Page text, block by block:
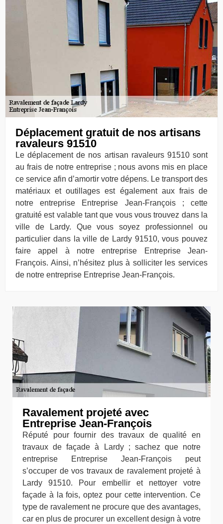
Déplacement gratuit de nos artisans
ravaleurs 91510
Le déplacement de nos artisan ravaleurs 91510 sont
au frais de notre entreprise ; nous avons mis en place
ce service afin d’amortir votre dépens. Le transport des
matériaux et outillages est également aux frais de
notre entreprise Entreprise Jean-François ; cette
gratuité est valable tant que vous vous trouvez dans la
ville de Lardy. Que vous soyez professionnel ou
particulier dans la ville de Lardy 91510, vous pouvez
faire appel à notre entreprise Entreprise Jean-
François. Ainsi, n’hésitez plus à solliciter les services
de notre entreprise Entreprise Jean-François.
Ravalement projeté avec
Entreprise Jean-François
Réputé pour fournir des travaux de qualité en
travaux de façade à Lardy ; sachez que notre
entreprise Entreprise Jean-François peut
s’occuper de vos travaux de ravalement projeté à
Lardy 91510. Pour embellir et nettoyer votre
façade à la fois, optez pour cette intervention. Ce
type de ravalement ne procure que des avantages,
car en plus de procurer un excellent design à votre